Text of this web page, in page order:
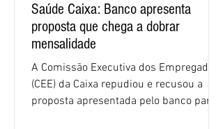
Saúde Caixa: Banco apresenta
proposta que chega a dobrar
mensalidade
A Comissão Executiva dos Empregados
(CEE) da Caixa repudiou e recusou a
proposta apresentada pelo banco para o